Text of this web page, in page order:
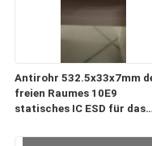
Antirohr 532.5x33x7mm
freien Raumes 10E9
statisches IC ESD für das